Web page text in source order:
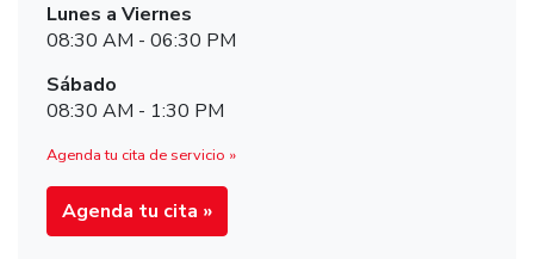
Lunes a Viernes
08:30 AM - 06:30 PM
Sábado
08:30 AM - 1:30 PM
Agenda tu cita de servicio »
Agenda tu cita »